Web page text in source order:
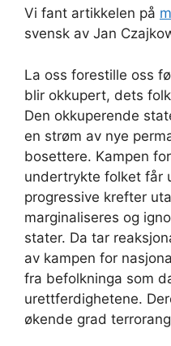
Vi fant artikkelen på
svensk av Jan
La oss forestille oss
blir okkupert, dets
Den okkuperende
en strøm av nye
bosettere. Kampen
undertrykte folket får
progressive krefter
marginaliseres og
stater. Da tar
av kampen for
fra befolkninga som
urettferdighetene.
økende grad